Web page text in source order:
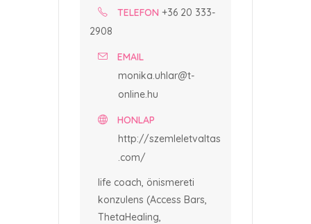
TELEFON +36 20 333-
2908
EMAIL
monika.uhlar@t-
online.hu
HONLAP
http://szemleletvaltas
.com/
life coach, önismereti
konzulens (Access Bars,
ThetaHealing,